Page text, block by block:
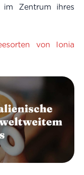
im Zentrum ihres
von Ionia